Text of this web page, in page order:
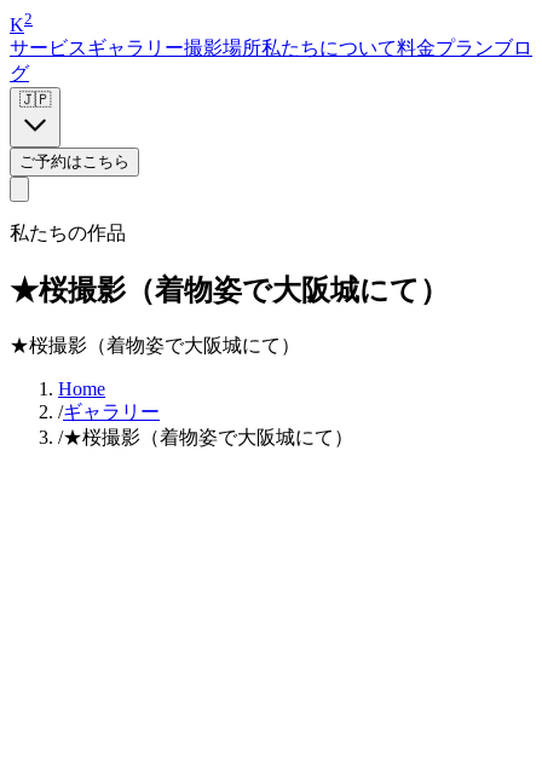
K2
サービスギャラリー撮影場所私たちについて料金プランブロ
グ
🇯🇵
ご予約はこちら
私たちの作品
★桜撮影（着物姿で大阪城にて）
★桜撮影（着物姿で大阪城にて）
Home
/ギャラリー
/★桜撮影（着物姿で大阪城にて）